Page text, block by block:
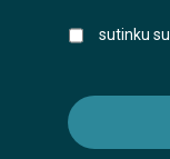
sutinku su